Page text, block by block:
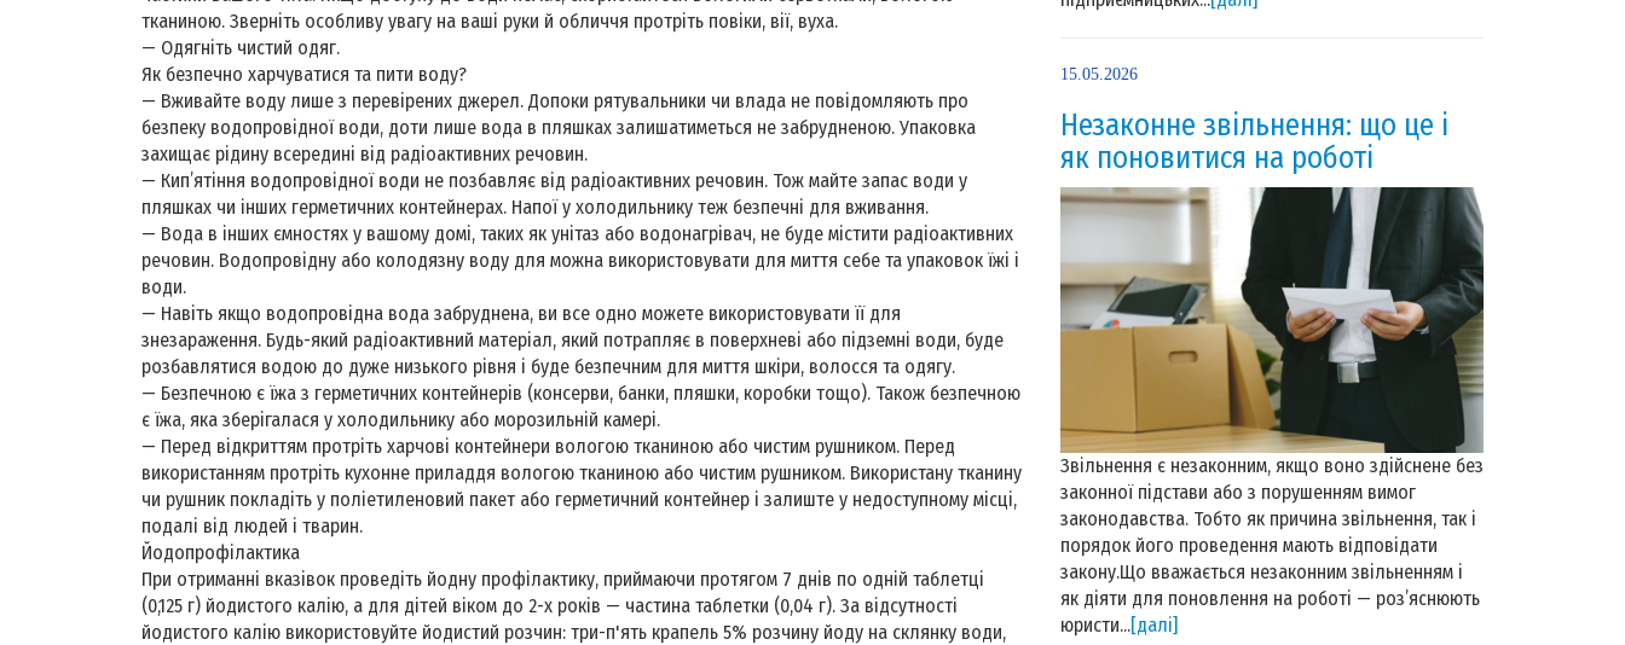
тканиною. Зверніть особливу увагу на ваші руки й обличчя протріть повіки, вії, вуха.
— Одягніть чистий одяг.
Як безпечно харчуватися та пити воду?
— Вживайте воду лише з перевірених джерел. Допоки рятувальники чи влада не повідомляють про
безпеку водопровідної води, доти лише вода в пляшках залишатиметься не забрудненою. Упаковка
захищає рідину всередині від радіоактивних речовин.
— Кип’ятіння водопровідної води не позбавляє від радіоактивних речовин. Тож майте запас води у
пляшках чи інших герметичних контейнерах. Напої у холодильнику теж безпечні для вживання.
— Вода в інших ємностях у вашому домі, таких як унітаз або водонагрівач, не буде містити радіоактивних
речовин. Водопровідну або колодязну воду для можна використовувати для миття себе та упаковок їжі і
води.
— Навіть якщо водопровідна вода забруднена, ви все одно можете використовувати її для
знезараження. Будь-який радіоактивний матеріал, який потрапляє в поверхневі або підземні води, буде
розбавлятися водою до дуже низького рівня і буде безпечним для миття шкіри, волосся та одягу.
— Безпечною є їжа з герметичних контейнерів (консерви, банки, пляшки, коробки тощо). Також безпечною
є їжа, яка зберігалася у холодильнику або морозильній камері.
— Перед відкриттям протріть харчові контейнери вологою тканиною або чистим рушником. Перед
використанням протріть кухонне приладдя вологою тканиною або чистим рушником. Використану тканину
чи рушник покладіть у поліетиленовий пакет або герметичний контейнер і залиште у недоступному місці,
подалі від людей і тварин.
Йодопрофілактика
При отриманні вказівок проведіть йодну профілактику, приймаючи протягом 7 днів по одній таблетці
(0,125 г) йодистого калію, а для дітей віком до 2-х років — частина таблетки (0,04 г). За відсутності
йодистого калію використовуйте йодистий розчин: три-п'ять крапель 5% розчину йоду на склянку води,
15.05.2026
Незаконне звільнення: що це і
як поновитися на роботі
Звільнення є незаконним, якщо воно здійснене без
законної підстави або з порушенням вимог
законодавства. Тобто як причина звільнення, так і
порядок його проведення мають відповідати
закону.Що вважається незаконним звільненням і
як діяти для поновлення на роботі — роз’яснюють
юристи...[далі]